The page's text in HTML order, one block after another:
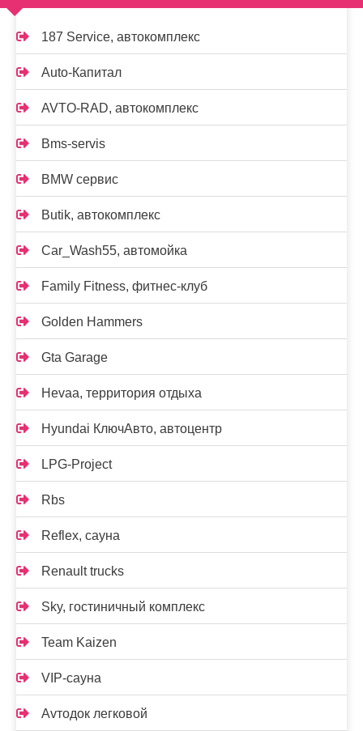
187 Service, автокомплекс
Auto-Капитал
AVTO-RAD, автокомплекс
Bms-servis
BMW сервис
Butik, автокомплекс
Car_Wash55, автомойка
Family Fitness, фитнес-клуб
Golden Hammers
Gta Garage
Hevaa, территория отдыха
Hyundai КлючАвто, автоцентр
LPG-Project
Rbs
Reflex, сауна
Renault trucks
Sky, гостиничный комплекс
Team Kaizen
VIP-сауна
Аvтодок легковой